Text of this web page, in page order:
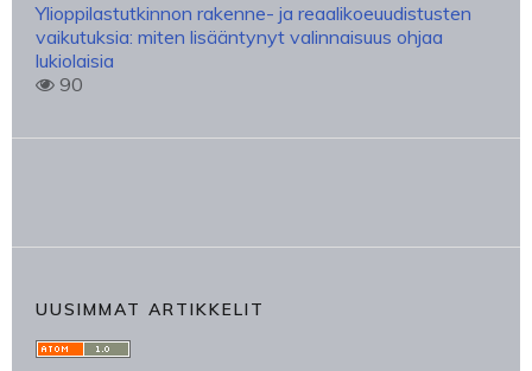
Ylioppilastutkinnon rakenne- ja reaalikoeuudistusten
vaikutuksia: miten lisääntynyt valinnaisuus ohjaa
lukiolaisia
90
UUSIMMAT ARTIKKELIT